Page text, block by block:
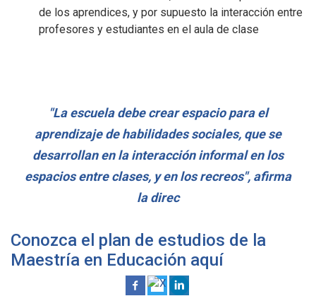
de los aprendices, y por supuesto la interacción entre
profesores y estudiantes en el aula de clase
"La escuela debe crear espacio para el
aprendizaje de habilidades sociales, que se
desarrollan en la interacción informal en los
espacios entre clases, y en los recreos", afirma
la direc
Conozca el plan de estudios de la
Maestría en Educación aquí